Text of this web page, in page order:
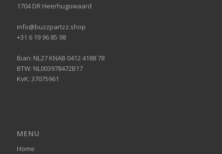
1704 DR Heerhugowaard
info@buzzpartzz.shop
+31 6 19 96 85 98
Iban: NL27 KNAB 0412 4188 78
BTW: NL003978472B17
KvK: 37075961
MENU
Home